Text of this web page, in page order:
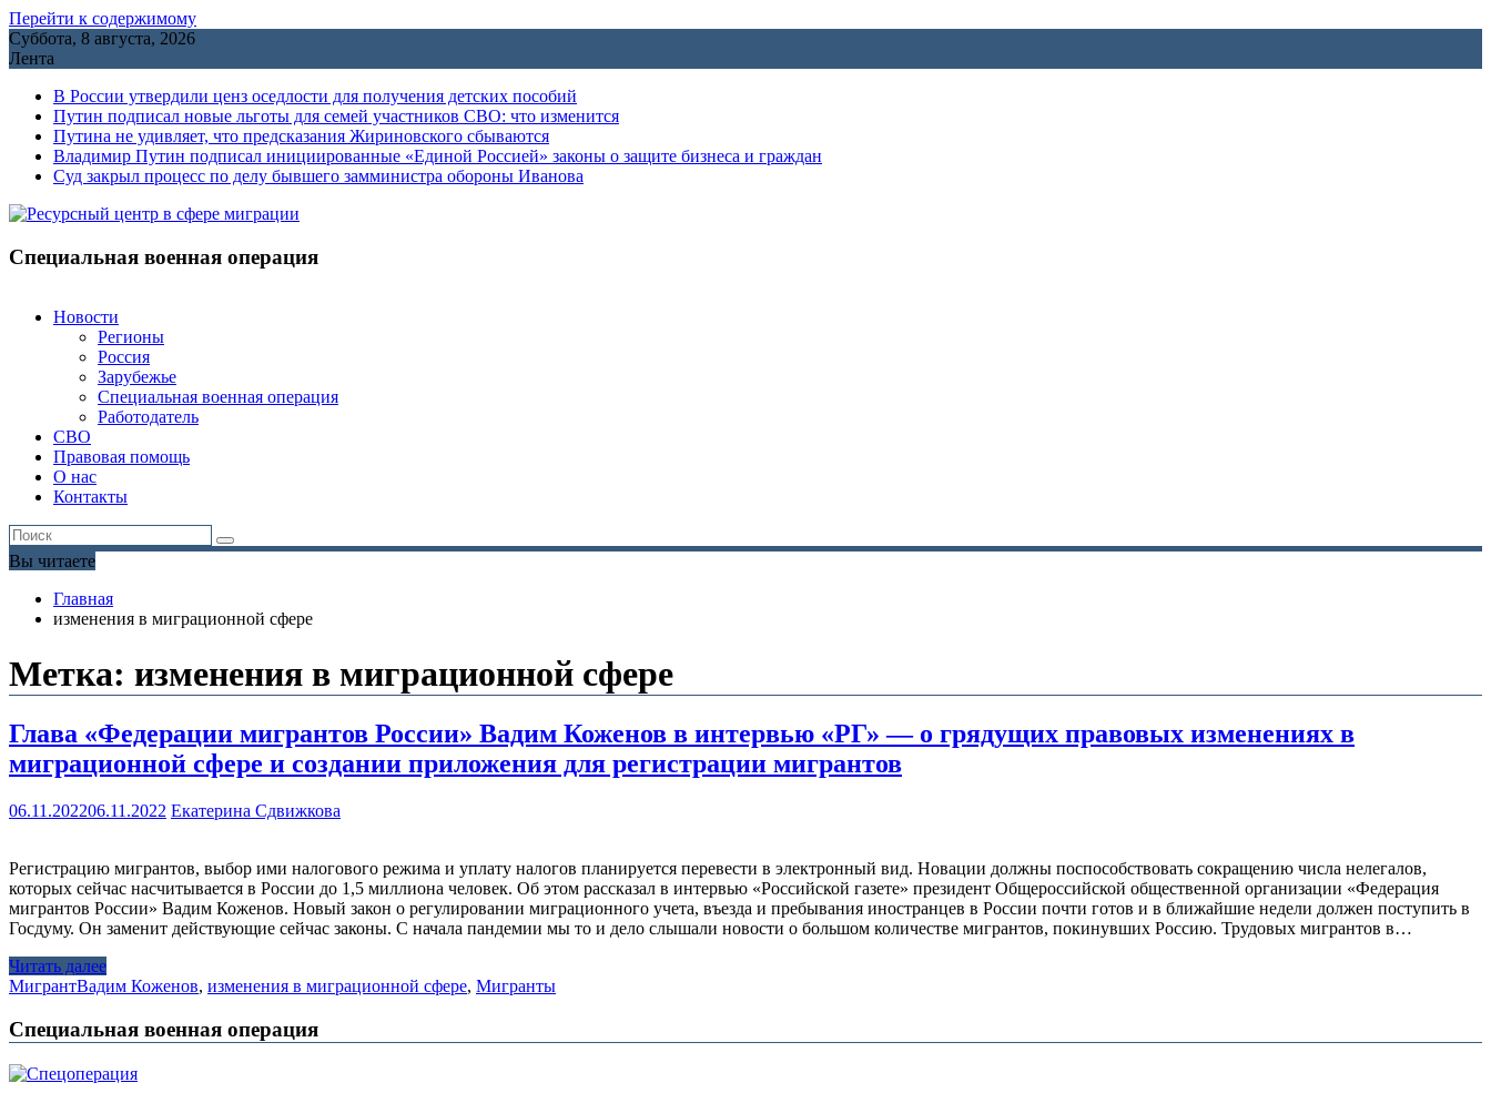
Перейти к содержимому
Суббота, 8 августа, 2026
Лента
В России утвердили ценз оседлости для получения детских пособий
Путин подписал новые льготы для семей участников СВО: что изменится
Путина не удивляет, что предсказания Жириновского сбываются
Владимир Путин подписал инициированные «Единой Россией» законы о защите бизнеса и граждан
Cуд закрыл процесс по делу бывшего замминистра обороны Иванова
Специальная военная операция
Новости
Регионы
Россия
Зарубежье
Специальная военная операция
Работодатель
СВО
Правовая помощь
О нас
Контакты
Вы читаете
Главная
изменения в миграционной сфере
Метка: изменения в миграционной сфере
Глава «Федерации мигрантов России» Вадим Коженов в интервью «РГ» — о грядущих правовых изменениях в
миграционной сфере и создании приложения для регистрации мигрантов
06.11.202206.11.2022 Екатерина Сдвижкова
Регистрацию мигрантов, выбор ими налогового режима и уплату налогов планируется перевести в электронный вид. Новации должны поспособствовать сокращению числа нелегалов,
которых сейчас насчитывается в России до 1,5 миллиона человек. Об этом рассказал в интервью «Российской газете» президент Общероссийской общественной организации «Федерация
мигрантов России» Вадим Коженов. Новый закон о регулировании миграционного учета, въезда и пребывания иностранцев в России почти готов и в ближайшие недели должен поступить в
Госдуму. Он заменит действующие сейчас законы. С начала пандемии мы то и дело слышали новости о большом количестве мигрантов, покинувших Россию. Трудовых мигрантов в…
Читать далее
МигрантВадим Коженов, изменения в миграционной сфере, Мигранты
Специальная военная операция